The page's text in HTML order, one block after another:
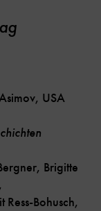
USA
Brigitte
Bohusch,